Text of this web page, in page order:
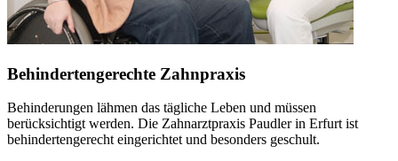
Behindertengerechte Zahnpraxis
Behinderungen lähmen das tägliche Leben und müssen
berücksichtigt werden. Die Zahnarztpraxis Paudler in Erfurt ist
behindertengerecht eingerichtet und besonders geschult.